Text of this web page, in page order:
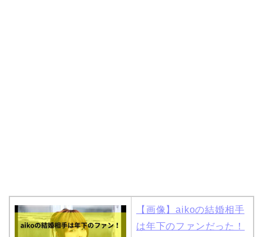
【画像】aikoの結婚相手
は年下のファンだった！